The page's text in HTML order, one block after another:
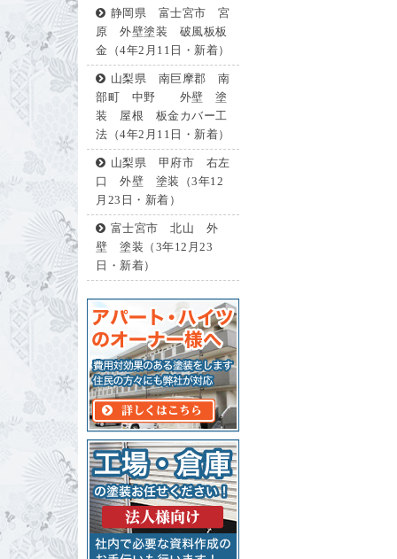
静岡県 富士宮市 宮
原 外壁塗装 破風板板
金（4年2月11日・新着）
山梨県 南巨摩郡 南
部町 中野 外壁 塗
装 屋根 板金カバー工
法（4年2月11日・新着）
山梨県 甲府市 右左
口 外壁 塗装（3年12
月23日・新着）
富士宮市 北山 外
壁 塗装（3年12月23
日・新着）